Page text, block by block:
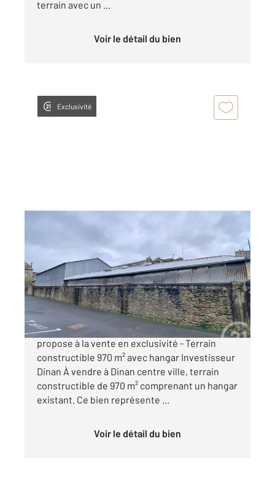
terrain avec un ...
Voir le détail du bien
Exclusivité
Ref : 21750
Terrain à vendre
714 000 €
L'agence de Bretagne - Century 21 Dinan vous
propose à la vente en exclusivité - Terrain
constructible 970 m² avec hangar Investisseur
Dinan À vendre à Dinan centre ville, terrain
constructible de 970 m² comprenant un hangar
existant. Ce bien représente ...
Voir le détail du bien